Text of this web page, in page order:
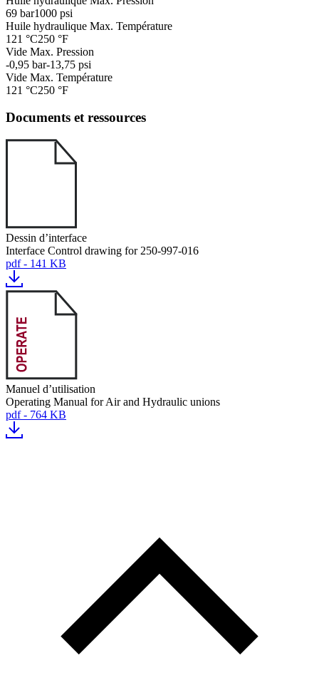
69 bar1000 psi
Huile hydraulique Max. Température
121 °C250 °F
Vide Max. Pression
-0,95 bar-13,75 psi
Vide Max. Température
121 °C250 °F
Documents et ressources
Dessin d’interface
Interface Control drawing for 250-997-016
pdf - 141 KB
Manuel d’utilisation
Operating Manual for Air and Hydraulic unions
pdf - 764 KB